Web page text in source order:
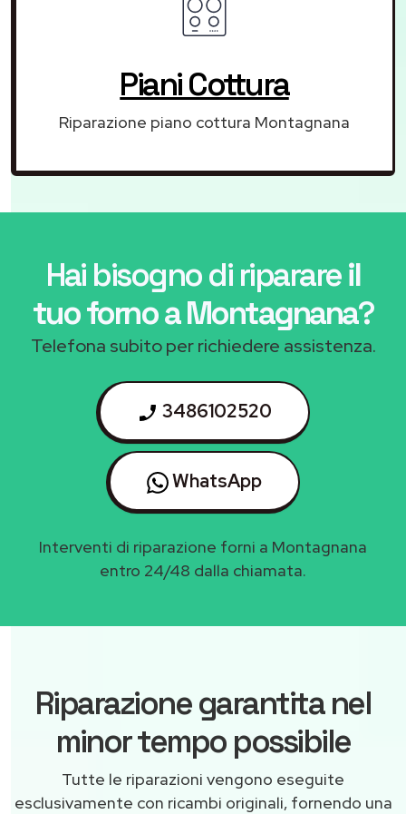
Piani Cottura
Riparazione piano cottura Montagnana
Hai bisogno di riparareil
tuo forno a Montagnana?
Telefona subito per richiedere assistenza.
3486102520
WhatsApp
Interventi di riparazione forni a Montagnana
entro 24/48 dalla chiamata.
Riparazione garantita nel
minor tempo possibile
Tutte le riparazioni vengono eseguite
esclusivamente con ricambi originali, fornendo una